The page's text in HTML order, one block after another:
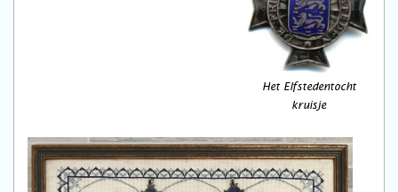
Het Elfstedentocht
kruisje